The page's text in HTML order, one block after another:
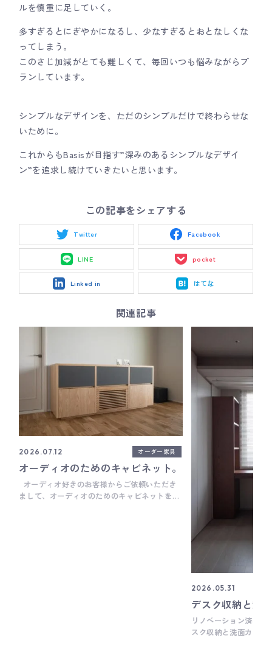
ルを慎重に足していく。
多すぎるとにぎやかになるし、少なすぎるとおとなしくな
ってしまう。
このさじ加減がとても難しくて、毎回いつも悩みながらプ
ランしています。
シンプルなデザインを、ただのシンプルだけで終わらせな
いために。
これからもBasisが目指す”深みのあるシンプルなデザイ
ン”を追求し続けていきたいと思います。
この記事をシェアする
Twitter Facebook
LINE pocket
Linked in はてな
関連記事
2026.07.12 オーダー家具
オーディオのためのキャビネット。
オーディオ好きのお客様からご依頼いただき
まして、オーディオのためのキャビネットを製
2026.05.31
デスク収納と洗
リノベーション済み
スク収納と洗面カウン